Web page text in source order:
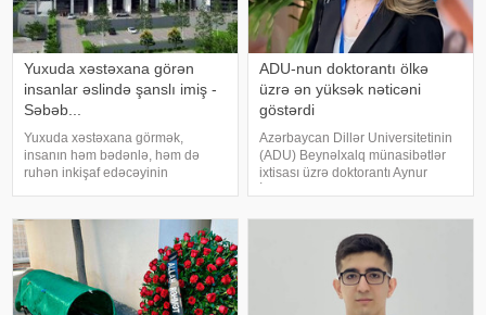
Yuxuda xəstəxana görən
insanlar əslində şanslı imiş -
Səbəb...
Yuxuda xəstəxana görmək,
insanın həm bədənlə, həm də
ruhən inkişaf edəcəyinin
bütün işləriniz yoluna girər.
Yuxuda xəstə görmək isə iş
yerimnizi dəyişdirməyinizi
ADU-nun doktorantı ölkə
üzrə ən yüksək nəticəni
göstərdi
Azərbaycan Dillər Universitetinin
(ADU) Beynəlxalq münasibətlər
ixtisası üzrə doktorantı Aynur
yüksək nəticəni göstərib. xəbər
verir ki, bu barədə universitet